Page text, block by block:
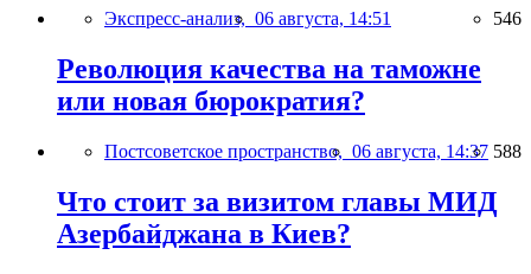
Экспресс-анализ, 06 августа, 14:51 546
Революция качества на таможне
или новая бюрократия?
Постсоветское пространство, 06 августа, 14:37 588
Что стоит за визитом главы МИД
Азербайджана в Киев?